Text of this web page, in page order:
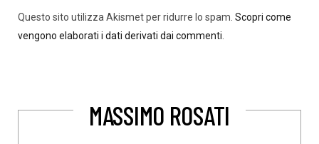
Questo sito utilizza Akismet per ridurre lo spam. Scopri come
vengono elaborati i dati derivati dai commenti
MASSIMO ROSATI